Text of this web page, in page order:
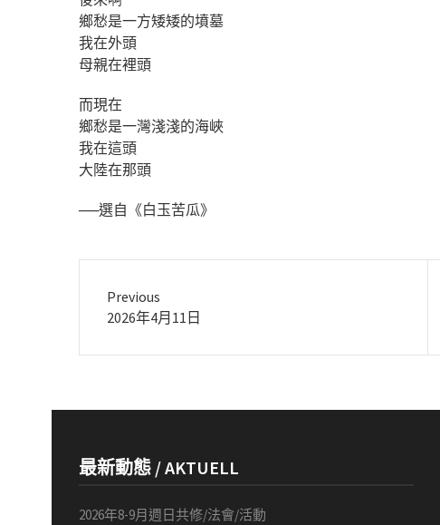
鄉愁是一方矮矮的墳墓
我在外頭
母親在裡頭
而現在
鄉愁是一灣淺淺的海峽
我在這頭
大陸在那頭
──選自《白玉苦瓜》
Previous
Previous
2026年4月11日
最新動態 / AKTUELL
2026年8-9月週日共修/法會/活動